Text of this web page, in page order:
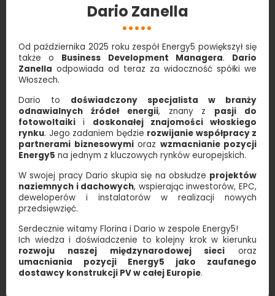
Dario Zanella
Od października 2025 roku zespół Energy5 powiększył się
także o Business Development Managera. Dario
Zanella odpowiada od teraz za widoczność spółki we
Włoszech.
Dario to doświadczony specjalista w branży
odnawialnych źródeł energii, znany z pasji do
fotowoltaiki i doskonałej znajomości włoskiego
rynku. Jego zadaniem będzie rozwijanie współpracy z
partnerami biznesowymioraz wzmacnianie pozycji
Energy5 na jednym z kluczowych rynków europejskich.
W swojej pracy Dario skupia się na obsłudze projektów
naziemnych i dachowych, wspierając inwestorów, EPC,
deweloperów i instalatorów w realizacji nowych
przedsięwzięć.
Serdecznie witamy Florina i Dario w zespole Energy5!
Ich wiedza i doświadczenie to kolejny krok w kierunku
rozwoju naszej międzynarodowej sieci oraz
umacniania pozycji Energy5 jako zaufanego
dostawcy konstrukcji PV w całej Europie.